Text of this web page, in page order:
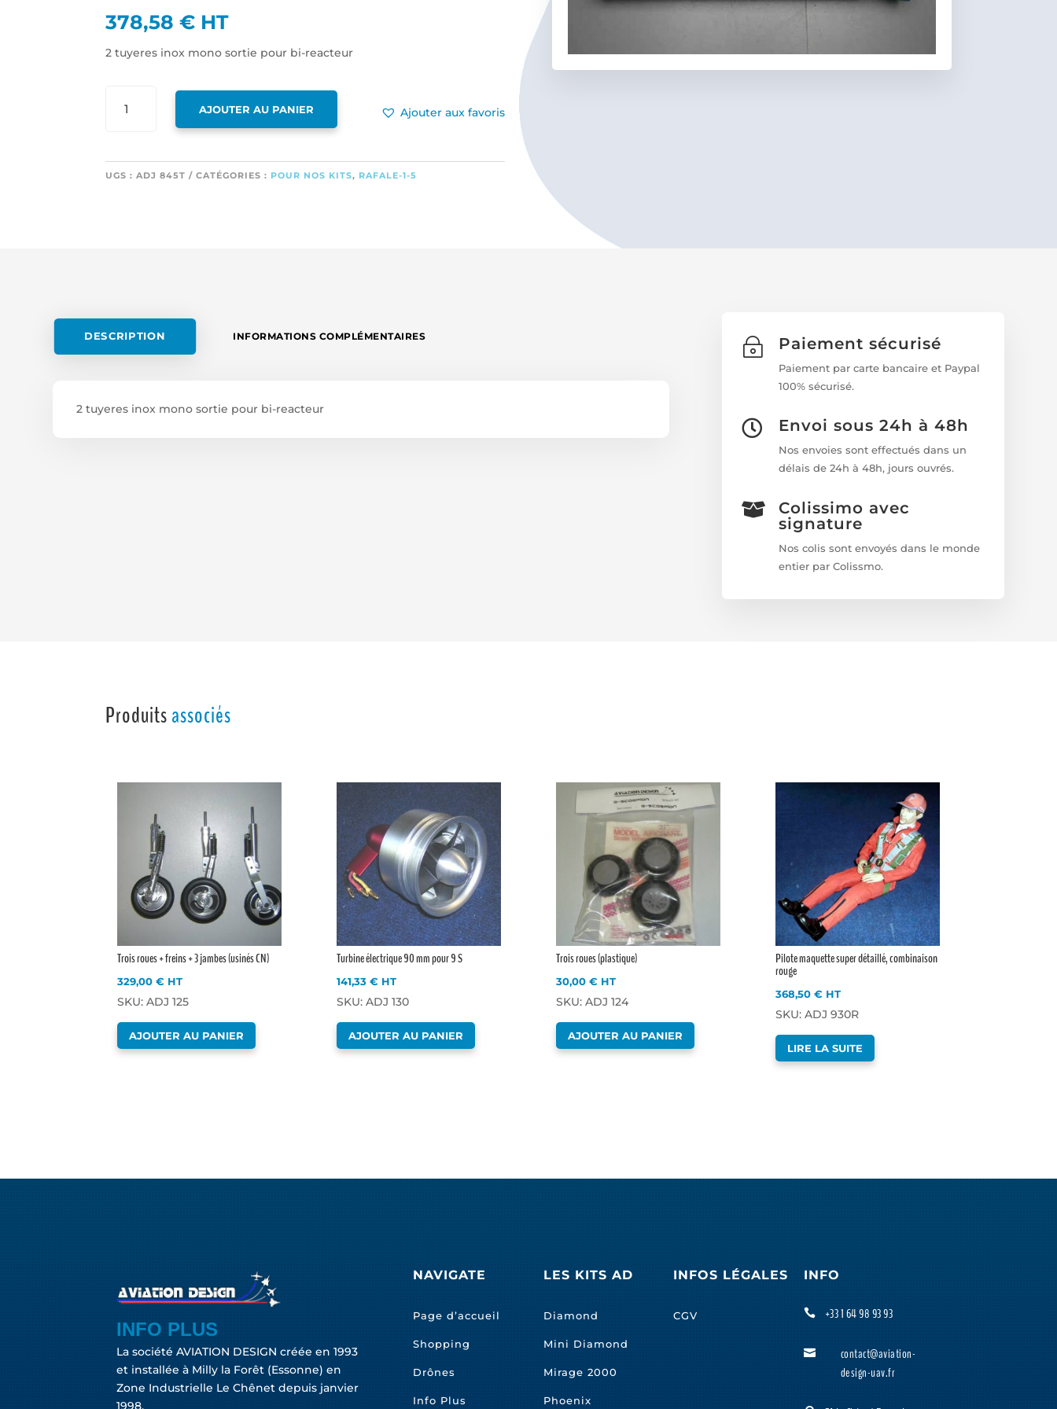
Favoris
378,58€ HT
2 tuyeres inox mono sortie pour bi-reacteur
AJOUTER AU PANIER Ajouter aux favoris
UGS :ADJ 845T CATÉGORIES : POUR NOS KITS, RAFALE-1-5
DESCRIPTION INFORMATIONS COMPLÉMENTAIRES
2 tuyeres inox mono sortie pour bi-reacteur
~ Paiement sécurisé
Paiement par carte bancaire et Paypal
100% sécurisé.
 Envoi sous 24h à 48h
Nos envoies sont effectués dans un
délais de 24h à 48h, jours ouvrés.

Colissimo avec
signature
Nos colis sont envoyés dans le monde
entier par Colissmo.
Produitsassociés
Trois roues + freins + 3 jambes (usinés CN)
329,00€ HT
SKU: ADJ 125
AJOUTER AU PANIER
Turbine électrique 90 mm pour 9 S
141,33€ HT
SKU: ADJ 130
AJOUTER AU PANIER
Trois roues (plastique)
30,00€ HT
SKU: ADJ 124
AJOUTER AU PANIER
Pilote maquette super détaillé, combinaison
rouge
368,50€ HT
SKU: ADJ 930R
LIRE LA SUITE
INFO PLUS
La société AVIATION DESIGN créée en 1993
et installée à Milly la Forêt (Essonne) en
Zone Industrielle Le Chênet depuis janvier
1998.
NAVIGATE
Page d’accueil
Shopping
Drônes
Info Plus
LES KITS AD
Diamond
Mini Diamond
Mirage 2000
Phoenix
INFOS LÉGALES
CGV
INFO
 +33 1 64 98 93 93

contact@aviation-
design-uav.fr